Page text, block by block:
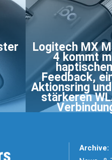
Logitech MX
4 kommt
Feedback,
Aktionsring
stärkeren
Archive: